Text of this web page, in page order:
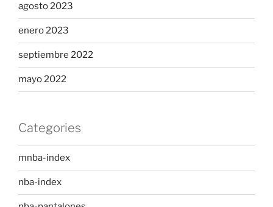
agosto 2023
enero 2023
septiembre 2022
mayo 2022
Categories
mnba-index
nba-index